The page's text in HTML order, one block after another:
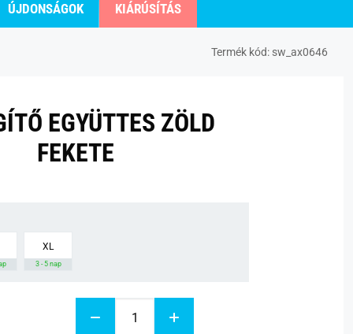
ÚJDONSÁGOK KIÁRÚSÍTÁS
Termék kód: sw_ax0646
EGYÜTTES ZÖLD
FEKETE
XL
3 - 5 nap